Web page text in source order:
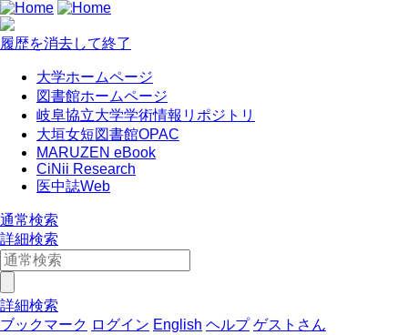
履歴を消去して終了
大学ホームページ
図書館ホームページ
岐阜協立大学学術情報リポジトリ
大垣女短図書館OPAC
MARUZEN eBook
CiNii Research
医中誌Web
通常検索
詳細検索
詳細検索
ブックマーク ログイン English ヘルプ ゲストさん